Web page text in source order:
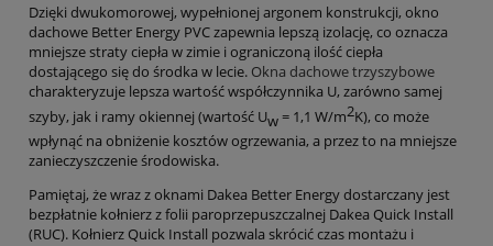
Dzięki dwukomorowej, wypełnionej argonem konstrukcji, okno
dachowe Better Energy PVC zapewnia lepszą izolację, co oznacza
mniejsze straty ciepła w zimie i ograniczoną ilość ciepła
dostającego się do środka w lecie. Okna dachowe trzyszybowe
charakteryzuje lepsza wartość współczynnika U, zarówno samej
szyby, jak i ramy okiennej (wartość Uw= 1,1 W/m2K), co może
wpłynąć na obniżenie kosztów ogrzewania, a przez to na mniejsze
zanieczyszczenie środowiska.
Pamiętaj, że wraz z oknami Dakea Better Energy dostarczany jest
bezpłatnie kołnierz z folii paroprzepuszczalnej Dakea Quick Install
(RUC). Kołnierz Quick Install pozwala skrócić czas montażu i